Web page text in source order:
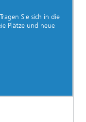
Sie sich in die
Plätze und neue